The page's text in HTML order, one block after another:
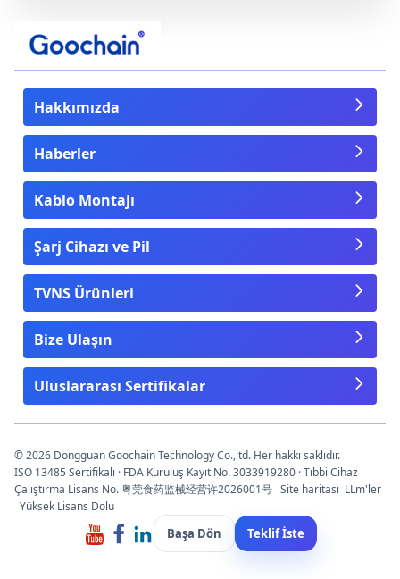
Hakkımızda
Haberler
Kablo Montajı
Şarj Cihazı ve Pil
TVNS Ürünleri
Bize Ulaşın
Uluslararası Sertifikalar
© 2026 Dongguan Goochain Technology Co.,ltd. Her hakkı saklıdır.
ISO 13485 Sertifikalı · FDA Kuruluş Kayıt No. 3033919280 · Tıbbi Cihaz
Çalıştırma Lisans No. 粤莞食药监械经营许2026001号 Site haritası LLm'ler
Yüksek Lisans Dolu
Başa Dön Teklif İste